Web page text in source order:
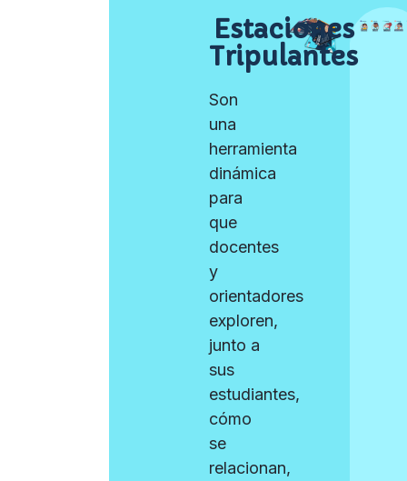
Estaciones
Tripulantes
Son
una
herramienta
dinámica
para
que
docentes
y
orientadores
exploren,
junto a
sus
estudiantes,
cómo
se
relacionan,